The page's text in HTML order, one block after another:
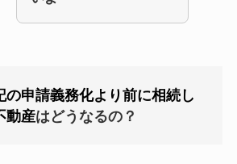
の申請義務化より前に相続し
動産はどうなるの？